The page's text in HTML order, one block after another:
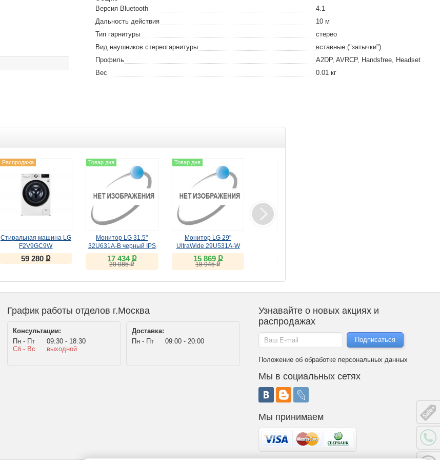
Версия Bluetooth
4.1
Дальность действия
10 м
Тип гарнитуры
стерео
Вид наушников стереогарнитуры
вставные ("затычки")
Профиль
A2DP, AVRCP, Handsfree, Headset
Вес
0.01 кг
Распродажа
Стиральная машина LG
F2V9GC9W
59 280 ք
Товар дня
Монитор LG 31.5"
32U631A-B черный IPS
17 434 ք
20 085ք
Товар дня
Монитор LG 29"
UltraWide 29U531A-W
(IPS, 100Hz)
15 869 ք
18 945ք
inverter PC09SQR белый
График работы отделов г.Москва
Консультации:
Пн - Пт
09:30 - 18:30
Сб - Вс
выходной
Доставка:
Пн - Пт
09:00 - 20:00
Узнавайте о новых акциях и
распродажах
Положение об обработке персональных данных
Мы в социальных сетях
Мы принимаем